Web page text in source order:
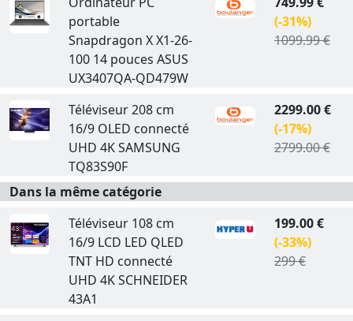
portable
Snapdragon X X1-26-
100 14 pouces ASUS
UX3407QA-QD479W
(-31%)
1099.99 €
Téléviseur 208 cm
16/9 OLED connecté
UHD 4K SAMSUNG
TQ83S90F
2299.00 €
(-17%)
2799.00 €
Dans la même catégorie
Téléviseur 108 cm
16/9 LCD LED QLED
TNT HD connecté
UHD 4K SCHNEIDER
43A1
199.00 €
(-33%)
299 €